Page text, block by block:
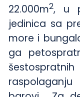
22.000m2, u
jedinica sa
more i
ga